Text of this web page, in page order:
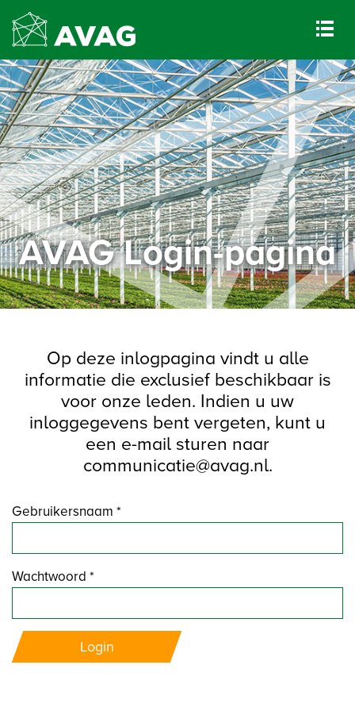
AVAG Login-pagina
Op deze inlogpagina vindt u alle
informatie die exclusief beschikbaar is
voor onze leden. Indien u uw
inloggegevens bent vergeten, kunt u
een e-mail sturen naar
communicatie@avag.nl.
Gebruikersnaam *
Wachtwoord *
Login